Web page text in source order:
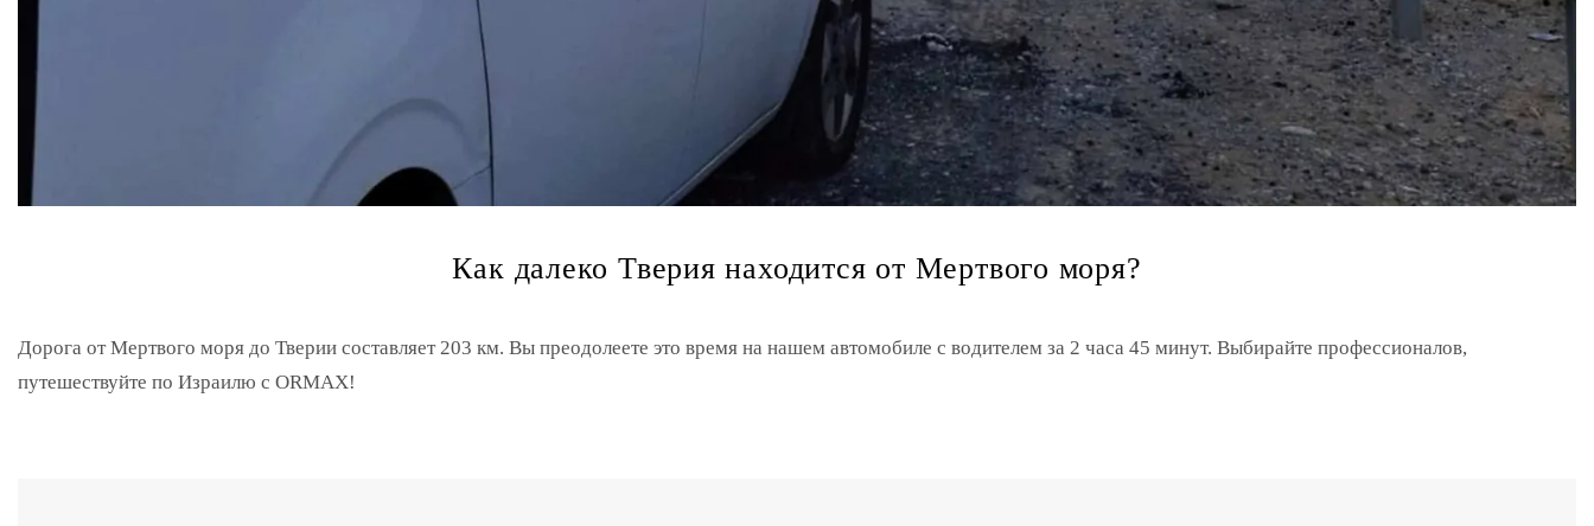
Как далеко Тверия находится от Мертвого моря?
Дорога от Мертвого моря до Тверии составляет 203 км. Вы преодолеете это время на нашем автомобиле с водителем за 2 часа 45 минут. Выбирайте профессионалов,
путешествуйте по Израилю с ORMAX!